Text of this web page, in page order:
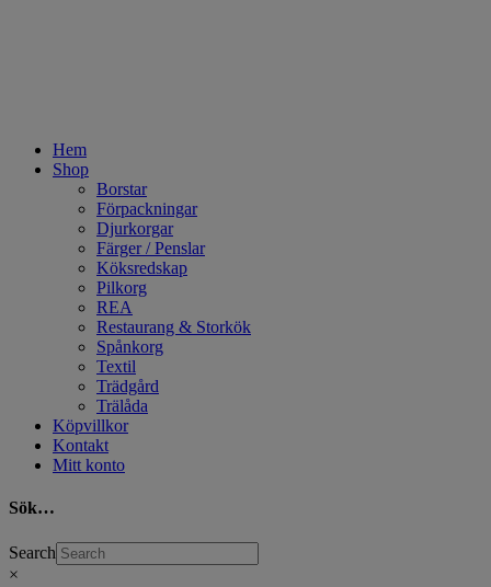
Hem
Shop
Borstar
Förpackningar
Djurkorgar
Färger / Penslar
Köksredskap
Pilkorg
REA
Restaurang & Storkök
Spånkorg
Textil
Trädgård
Trälåda
Köpvillkor
Kontakt
Mitt konto
Sök…
Search
×